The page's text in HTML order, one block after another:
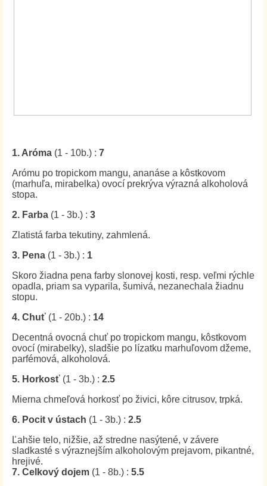
1. Aróma (1 - 10b.) : 7
Arómu po tropickom mangu, ananáse a kôstkovom
(marhuľa, mirabelka) ovocí prekrýva výrazná alkoholová
stopa.
2. Farba (1 - 3b.) : 3
Zlatistá farba tekutiny, zahmlená.
3. Pena (1 - 3b.) : 1
Skoro žiadna pena farby slonovej kosti, resp. veľmi rýchle
opadla, priam sa vyparila, šumivá, nezanechala žiadnu
stopu.
4. Chuť (1 - 20b.) : 14
Decentná ovocná chuť po tropickom mangu, kôstkovom
ovocí (mirabelky), sladšie po lízatku marhuľovom džeme,
parfémová, alkoholová.
5. Horkosť (1 - 3b.) : 2.5
Mierna chmeľová horkosť po živici, kôre citrusov, trpká.
6. Pocit v ústach (1 - 3b.) : 2.5
Ľahšie telo, nižšie, až stredne nasýtené, v závere
sladkasté s výraznejším alkoholovým prejavom, pikantné,
hrejivé.
7. Celkový dojem (1 - 8b.) : 5.5